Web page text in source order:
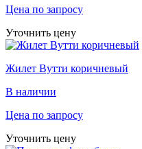
Цена по запросу
Уточнить цену
Жилет Вутти коричневый
В наличии
Цена по запросу
Уточнить цену